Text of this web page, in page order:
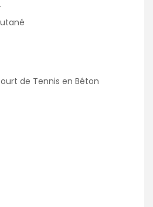
de Tennis en Béton